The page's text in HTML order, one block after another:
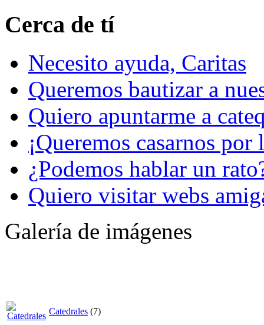
Cerca de tí
Necesito ayuda, Caritas
Queremos bautizar a
Quiero apuntarme a
¡Queremos casarnos
¿Podemos hablar un
Quiero visitar webs
Galería de imágenes
Catedrales (7)